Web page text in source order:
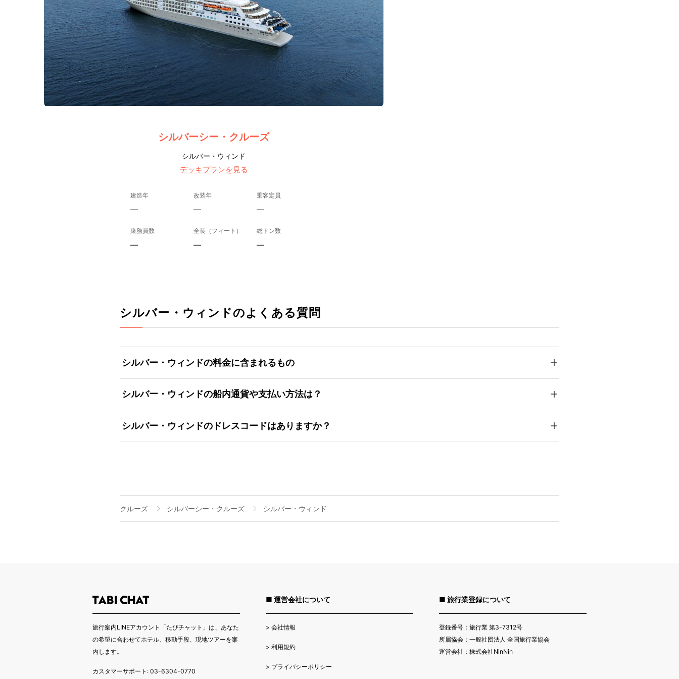
シルバーシー・クルーズ
シルバー・ウィンド
デッキプランを見る
建造年
—
改装年
—
乗客定員
—
乗務員数
—
全長（フィート）
—
総トン数
—
シルバー・ウィンドのよくある質問
シルバー・ウィンドの料金に含まれるもの
シルバー・ウィンドの船内通貨や支払い方法は？
シルバー・ウィンドのドレスコードはありますか？
クルーズ シルバーシー・クルーズ シルバー・ウィンド
旅行案内LINEアカウント「たびチャット」は、あなた
の希望に合わせてホテル、移動手段、現地ツアーを案
内します。
カスタマーサポート: 03-6304-0770
■ 運営会社について
> 会社情報
> 利用規約
> プライバシーポリシー
■ 旅行業登録について
登録番号：旅行業 第3-7312号
所属協会：一般社団法人 全国旅行業協会
運営会社：株式会社NinNin